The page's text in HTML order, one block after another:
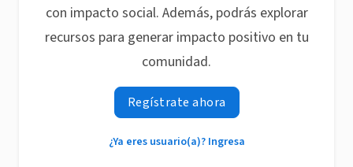
con impacto social. Además, podrás explorar
recursos para generar impacto positivo en tu
comunidad.
Regístrate ahora
¿Ya eres usuario(a)? Ingresa